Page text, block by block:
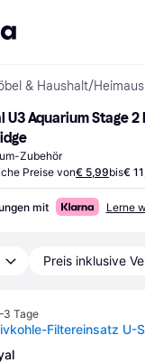
& Haushalt/
U3 Aquarium Stage 2
Zubehör
Preise von€ 5,99bis€
mit Lerne
Preis inklusive
Tage
Filtereinsatz U-